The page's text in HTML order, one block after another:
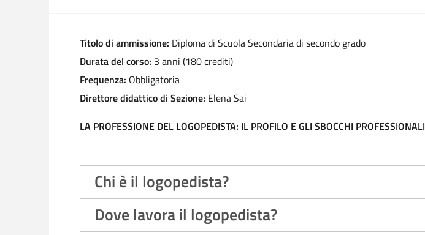
Titolo di ammissione: Diploma di Scuola Secondaria di secondo grado
Durata del corso: 3 anni (180 crediti)
Frequenza: Obbligatoria
Direttore didattico di Sezione: Elena Sai
LA PROFESSIONE DEL LOGOPEDISTA: IL PROFILO E GLI SBOCCHI PROFESSIONALI
Chi è il logopedista?
Dove lavora il logopedista?